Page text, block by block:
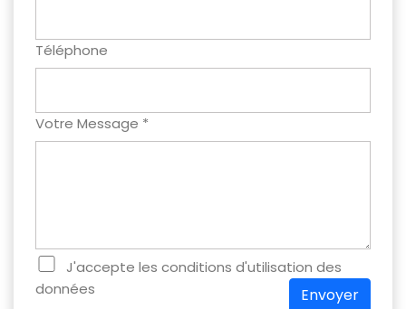
Téléphone
Votre Message *
J'accepte les conditions d'utilisation des
données
Envoyer